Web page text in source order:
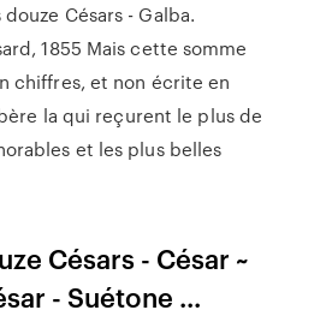
Césars - Galba.
1855 Mais cette somme
chiffres, et non écrite en
la qui reçurent le plus de
et les plus belles
Césars - César ~
- Suétone ...